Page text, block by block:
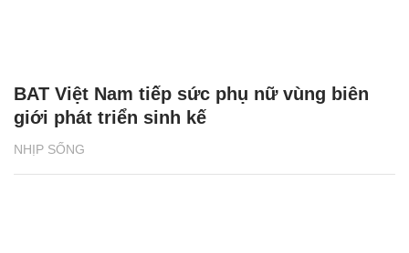
NHỊP SỐNG
BAT Việt Nam tiếp sức phụ nữ vùng biên
giới phát triển sinh kế